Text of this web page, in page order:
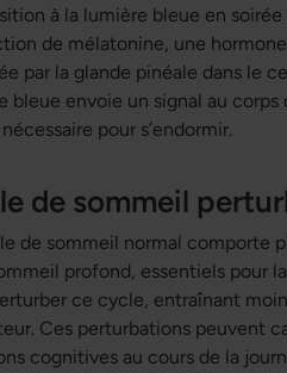
à la lumière bleue en
de mélatonine, une
par la glande pinéale dans le
bleue envoie un signal au
pour s’endormir.
de sommeil
de sommeil normal comporte
profond, essentiels pour
ce cycle, entraînant
Ces perturbations peuvent
cognitives au cours de la